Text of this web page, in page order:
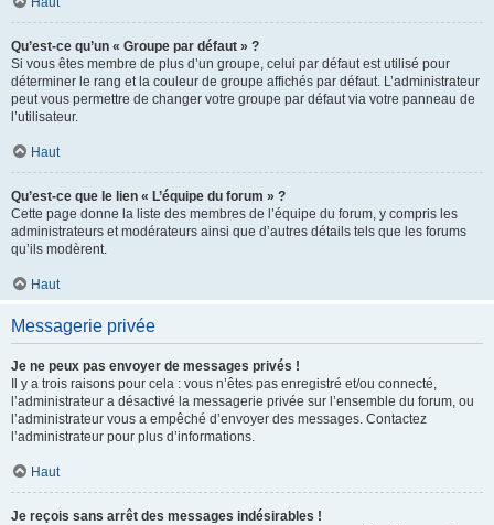
Qu’est-ce qu’un « Groupe par défaut » ?
Si vous êtes membre de plus d’un groupe, celui par défaut est utilisé pour
déterminer le rang et la couleur de groupe affichés par défaut. L’administrateur
peut vous permettre de changer votre groupe par défaut via votre panneau de
l’utilisateur.
Haut
Qu’est-ce que le lien « L’équipe du forum » ?
Cette page donne la liste des membres de l’équipe du forum, y compris les
administrateurs et modérateurs ainsi que d’autres détails tels que les forums
qu’ils modèrent.
Haut
Messagerie privée
Je ne peux pas envoyer de messages privés !
Il y a trois raisons pour cela : vous n’êtes pas enregistré et/ou connecté,
l’administrateur a désactivé la messagerie privée sur l’ensemble du forum, ou
l’administrateur vous a empêché d’envoyer des messages. Contactez
l’administrateur pour plus d’informations.
Haut
Je reçois sans arrêt des messages indésirables !